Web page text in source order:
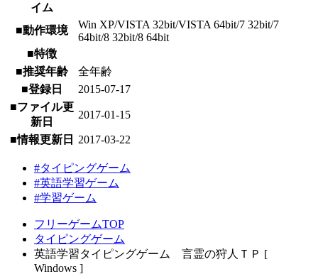
イム
■動作環境
Win XP/VISTA 32bit/VISTA 64bit/7 32bit/7
64bit/8 32bit/8 64bit
■特徴
■推奨年齢
全年齢
■登録日
2015-07-17
■ファイル更
新日
2017-01-15
■情報更新日 2017-03-22
#タイピングゲーム
#英語学習ゲーム
#学習ゲーム
フリーゲームTOP
タイピングゲーム
英語学習タイピングゲーム 言霊の狩人ＴＰ [
Windows ]